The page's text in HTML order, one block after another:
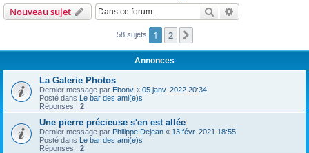
r
Nouveau sujet Rechercher
58 sujets 1 2
Annonces
La Galerie Photos
Dernier message par Ebonv « 05 janv. 2022 20:34
Posté dans Le bar des ami(e)s
Réponses : 2
Une pierre précieuse s'en est allée
Dernier message par Philippe Dejean « 13 févr. 2021 18:55
Posté dans Le bar des ami(e)s
Réponses : 2